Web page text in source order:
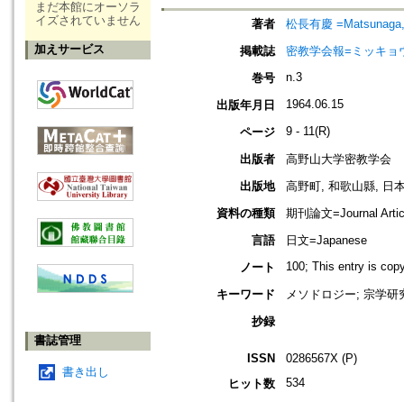
まだ本館にオーソラ
イズされていません
加えサービス
書誌管理
書き出し
著者
松長有慶
掲載誌
密教学会報=ミッキョ
巻号
n.3
出版年月日 1964.06.15
ページ 9 - 11(R)
出版者
高野山大学密教学会
出版地
高野町, 和歌山縣, 日
資料の種類
期刊論文=Journal
言語
日文=Japanese
ノート
100; This entry is
キーワード
メソドロジー; 宗学
抄録
ISSN
0286567X (P)
ヒット数
534